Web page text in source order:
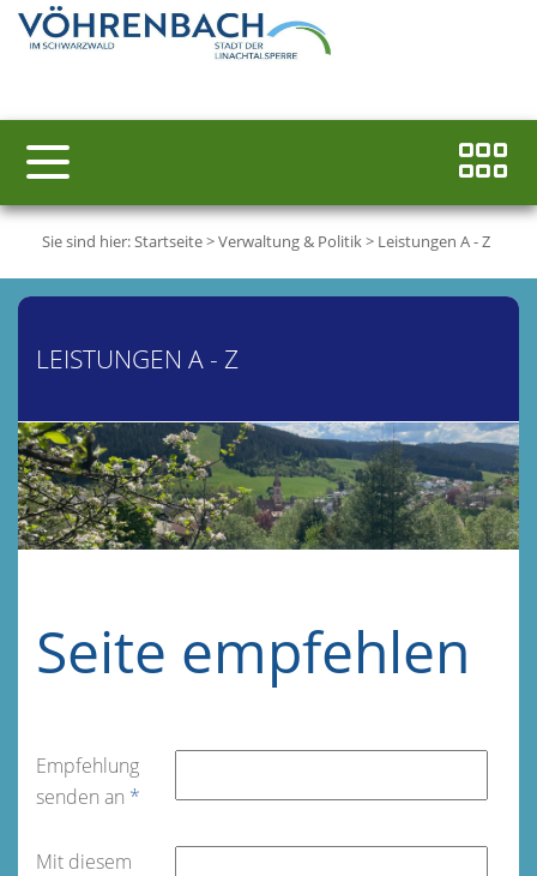
Sie sind hier:Startseite>Verwaltung & Politik> Leistungen A - Z
LEISTUNGEN A - Z
Seite empfehlen
Empfehlung
senden an *
Mit diesem